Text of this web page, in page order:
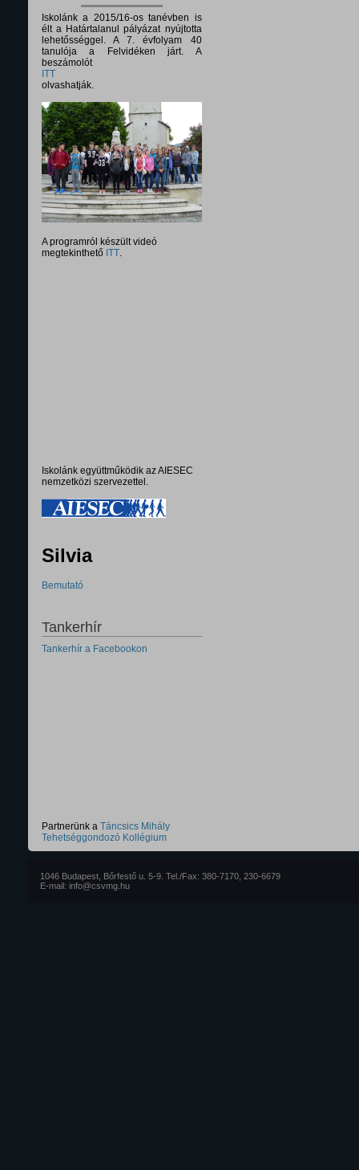
Iskolánk a 2015/16-os tanévben is
élt a Határtalanul pályázat nyújtotta
lehetősséggel. A 7. évfolyam 40
tanulója a Felvidéken járt. A
beszámolót
ITT
olvashatják.
A programról készült videó
megtekinthető ITT.
Iskolánk együttműködik az AIESEC
nemzetközi szervezettel.
Silvia
Bemutató
Tankerhír
Tankerhír a Facebookon
Partnerünk a Táncsics Mihály
Tehetséggondozó Kollégium
1046 Budapest, Bőrfestő u. 5-9. Tel./Fax: 380-7170, 230-6679
E-mail: info@csvmg.hu